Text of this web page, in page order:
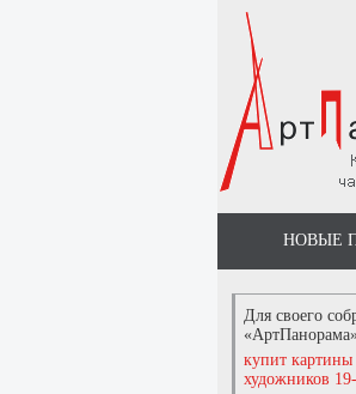
НОВЫЕ
Для своего
купит картины
художников